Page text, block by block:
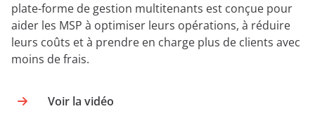
plate-forme de gestion multitenants est conçue pour
aider les MSP à optimiser leurs opérations, à réduire
leurs coûts et à prendre en charge plus de clients avec
moins de frais.
Voir la vidéo